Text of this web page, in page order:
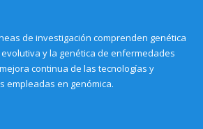
de investigación comprenden genética
y la genética de enfermedades
continua de las tecnologías y
empleadas en genómica.